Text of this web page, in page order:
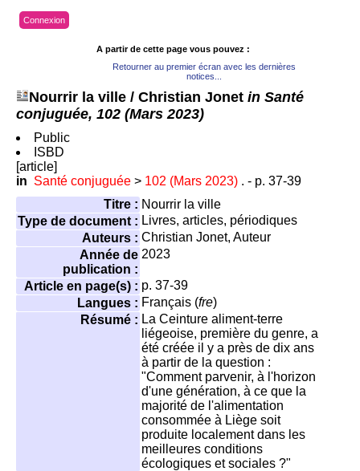
Connexion
A partir de cette page vous pouvez :
Retourner au premier écran avec les dernières
notices...
Nourrir la ville / Christian Jonet in Santé
conjuguée, 102 (Mars 2023)
Public
ISBD
[article]
in Santé conjuguée > 102 (Mars 2023) . - p. 37-39
Titre : Nourrir la ville
Type de document : Livres, articles, périodiques
Auteurs : Christian Jonet, Auteur
Année de
publication :
2023
Article en page(s) : p. 37-39
Langues : Français (fre)
Résumé : La Ceinture aliment-terre
liégeoise, première du genre, a
été créée il y a près de dix ans
à partir de la question :
"Comment parvenir, à l'horizon
d'une génération, à ce que la
majorité de l'alimentation
consommée à Liège soit
produite localement dans les
meilleures conditions
écologiques et sociales ?"